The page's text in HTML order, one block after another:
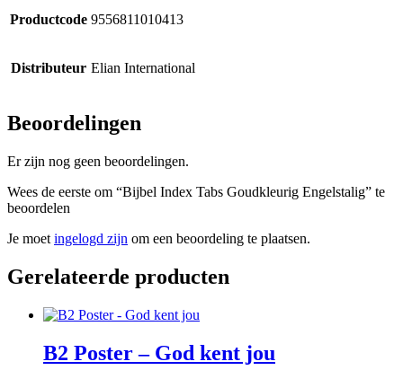
Productcode 9556811010413
Distributeur Elian International
Beoordelingen
Er zijn nog geen beoordelingen.
Wees de eerste om “Bijbel Index Tabs Goudkleurig Engelstalig” te
beoordelen
Je moet ingelogd zijn om een beoordeling te plaatsen.
Gerelateerde producten
B2 Poster – God kent jou